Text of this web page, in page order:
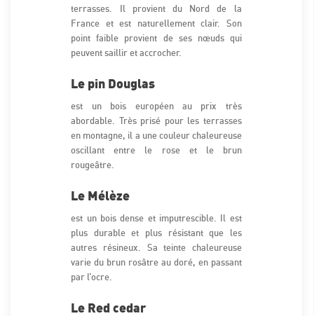
terrasses. Il provient du Nord de la
France et est naturellement clair. Son
point faible provient de ses nœuds qui
peuvent saillir et accrocher.
Le pin Douglas
est un bois européen au prix très
abordable. Très prisé pour les terrasses
en montagne, il a une couleur chaleureuse
oscillant entre le rose et le brun
rougeâtre.
Le Mélèze
est un bois dense et imputrescible. Il est
plus durable et plus résistant que les
autres résineux. Sa teinte chaleureuse
varie du brun rosâtre au doré, en passant
par l’ocre.
Le Red cedar